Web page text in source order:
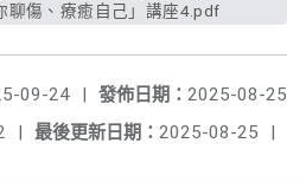
聊傷、療癒自己」講座4.pdf
發佈日期： 2025-08-25
09-24
|
最後更新日期： 2025-08-25 |
|